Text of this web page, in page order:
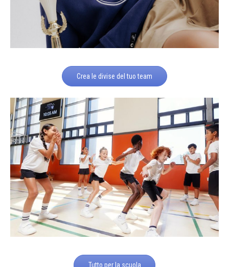
Crea le divise del tuo team
Tutto per la scuola